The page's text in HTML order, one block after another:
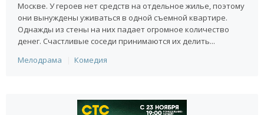
Москве. У героев нет средств на отдельное жилье, поэтому
они вынуждены уживаться в одной съемной квартире.
Однажды из стены на них падает огромное количество
денег. Счастливые соседи принимаются их делить...
Мелодрама
Комедия